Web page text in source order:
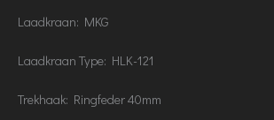
Laadkraan: MKG
Laadkraan Type: HLK-121
Trekhaak: Ringfeder 40mm